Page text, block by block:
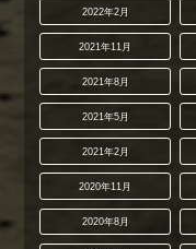
2022年2月
2021年11月
2021年8月
2021年5月
2021年2月
2020年11月
2020年8月